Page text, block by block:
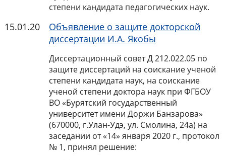
степени кандидата педагогических наук.
15.01.20
Объявление о защите докторской
диссертации И.А. Якобы
Диссертационный совет Д 212.022.05 по
защите диссертаций на соискание ученой
степени кандидата наук, на соискание
ученой степени доктора наук при ФГБОУ
ВО «Бурятский государственный
университет имени Доржи Банзарова»
(670000, г.Улан-Удэ, ул. Смолина, 24а) на
заседании от «14» января 2020 г., протокол
№ 1, принял решение: